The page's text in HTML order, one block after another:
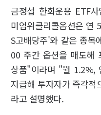
금정섭 한화운용 ETF
미엄위클리콜옵션은 연
S고배당주'와 같은 종목
00 주간 옵션을 매도해
상품"이라며 "월 1.2%,
지급해 투자자가 즉각
라고 설명했다.